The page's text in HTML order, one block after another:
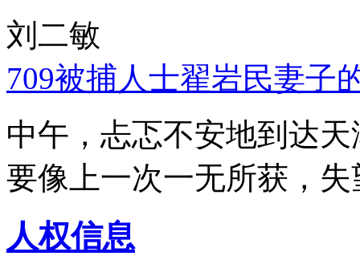
刘二敏
709被捕人士翟岩民妻子
中午，忐忑不安地到达
要像上一次一无所获，
人权信息